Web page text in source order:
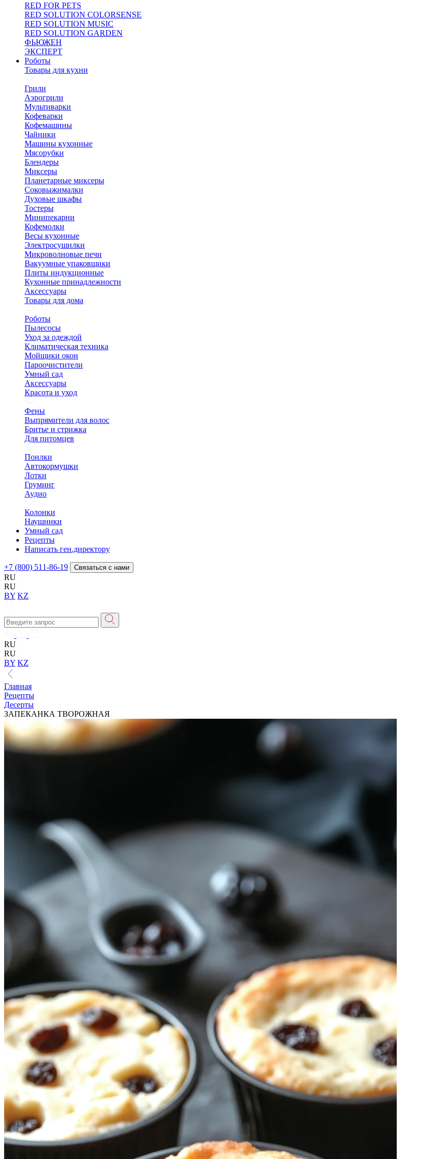
RED FOR PETS
RED SOLUTION COLORSENSE
RED SOLUTION MUSIC
RED SOLUTION GARDEN
ФЬЮЖЕН
ЭКСПЕРТ
Роботы
Товары для кухни
Грили
Аэрогрили
Мультиварки
Кофеварки
Кофемашины
Чайники
Машины кухонные
Мясорубки
Блендеры
Миксеры
Планетарные миксеры
Соковыжималки
Духовые шкафы
Тостеры
Минипекарни
Кофемолки
Весы кухонные
Электросушилки
Микроволновые печи
Вакуумные упаковщики
Плиты индукционные
Кухонные принадлежности
Аксессуары
Товары для дома
Роботы
Пылесосы
Уход за одеждой
Климатическая техника
Мойщики окон
Пароочистители
Умный сад
Аксессуары
Красота и уход
Фены
Выпрямители для волос
Бритье и стрижка
Для питомцев
Поилки
Автокормушки
Лотки
Груминг
Аудио
Колонки
Наушники
Умный сад
Рецепты
Написать ген.директору
+7 (800) 511-86-19 Связаться с нами
RU
RU
BY KZ
RU
RU
BY KZ
Главная
Рецепты
Десерты
ЗАПЕКАНКА ТВОРОЖНАЯ